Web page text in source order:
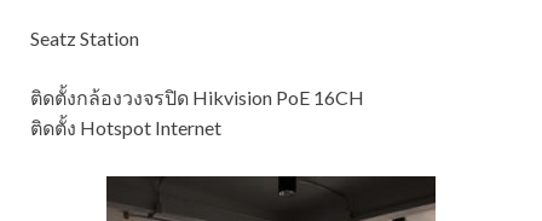
Seatz Station
ติดตั้งกล้องวงจรปิด Hikvision PoE 16CH
ติดตั้ง Hotspot Internet